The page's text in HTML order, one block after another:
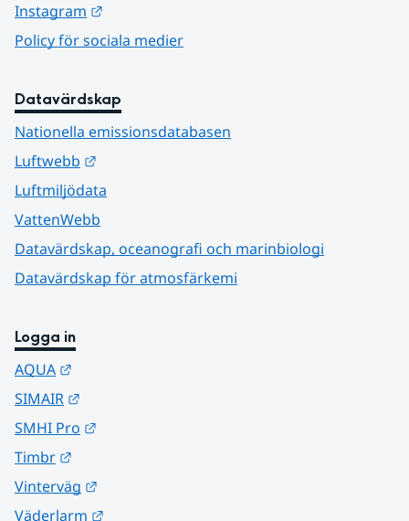
Instagram
Policy för sociala medier
Datavärdskap
Nationella emissionsdatabasen
Luftwebb
Luftmiljödata
VattenWebb
Datavärdskap, oceanografi och marinbiologi
Datavärdskap för atmosfärkemi
Logga in
AQUA
SIMAIR
SMHI Pro
Timbr
Vinterväg
Väderlarm